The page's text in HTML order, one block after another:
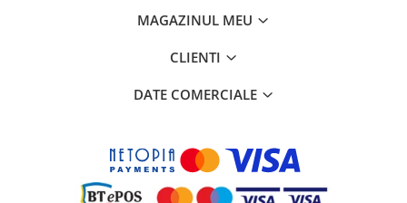
MAGAZINUL MEU
CLIENTI
DATE COMERCIALE